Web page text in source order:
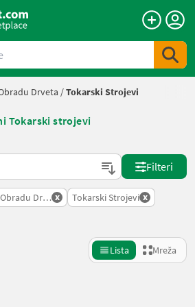
Drveta /Tokarski Strojevi
Tokarski strojevi
Filteri
Drveta
x Tokarski Strojevi x
Lista Mreža